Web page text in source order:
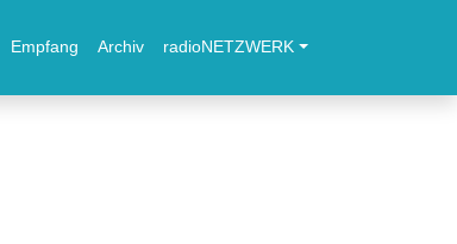
Empfang Archiv radioNETZWERK